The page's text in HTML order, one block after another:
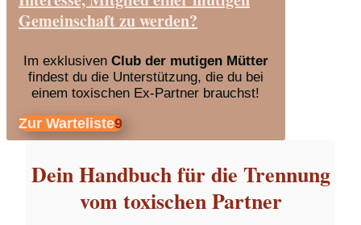
Gemeinschaft zu werden?
Im exklusiven Club der mutigen Mütter
findest du die Unterstützung, die du bei
einem toxischen Ex-Partner brauchst!
Zur Warteliste
Dein Handbuch für die Trennung
vom toxischen Partner